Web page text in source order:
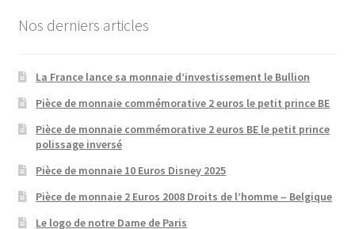
Nos derniers articles
La France lance sa monnaie d’investissement le Bullion
Pièce de monnaie commémorative 2 euros le petit prince BE
Pièce de monnaie commémorative 2 euros BE le petit prince
polissage inversé
Pièce de monnaie 10 Euros Disney 2025
Pièce de monnaie 2 Euros 2008 Droits de l’homme – Belgique
Le logo de notre Dame de Paris